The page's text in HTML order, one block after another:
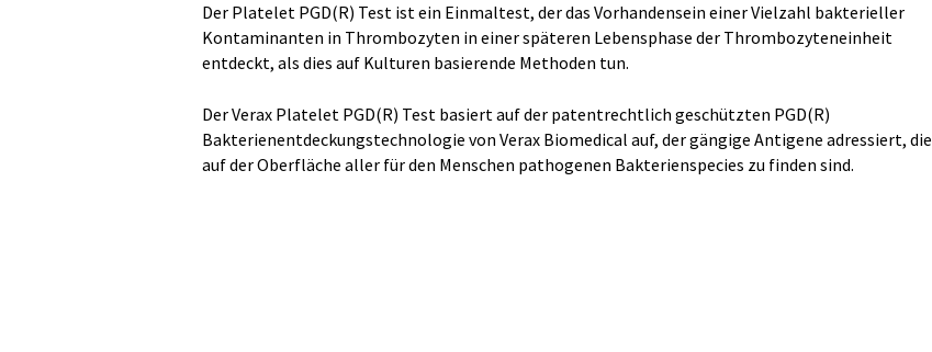
Der Platelet PGD(R) Test ist ein Einmaltest, der das Vorhandensein einer Vielzahl bakterieller
Kontaminanten in Thrombozyten in einer späteren Lebensphase der Thrombozyteneinheit
entdeckt, als dies auf Kulturen basierende Methoden tun.
Der Verax Platelet PGD(R) Test basiert auf der patentrechtlich geschützten PGD(R)
Bakterienentdeckungstechnologie von Verax Biomedical auf, der gängige Antigene adressiert, die
auf der Oberfläche aller für den Menschen pathogenen Bakterienspecies zu finden sind.